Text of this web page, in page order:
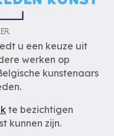
u een keuze uit
werken op
kunstenaars
te bezichtigen
kunnen zijn.